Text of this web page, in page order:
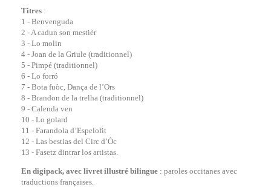
Titres :
1 - Benvenguda
2 - A cadun son mestièr
3 - Lo molin
4 - Joan de la Griule (traditionnel)
5 - Pimpé (traditionnel)
6 - Lo forró
7 - Bota fuòc, Dança de l’Ors
8 - Brandon de la trelha (traditionnel)
9 - Calenda ven
10 - Lo golard
11 - Farandola d’Espelofit
12 - Las bestias del Circ d’Òc
13 - Fasetz dintrar los artistas.
En digipack, avec livret illustré bilingue : paroles occitanes avec
traductions françaises.